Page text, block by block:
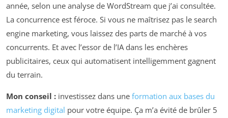
année, selon une analyse de WordStream que j’ai consultée.
La concurrence est féroce. Si vous ne maîtrisez pas le search
engine marketing, vous laissez des parts de marché à vos
concurrents. Et avec l’essor de l’IA dans les enchères
publicitaires, ceux qui automatisent intelligemment gagnent
du terrain.
Mon conseil : investissez dans une formation aux bases du
marketing digital pour votre équipe. Ça m’a évité de brûler 5